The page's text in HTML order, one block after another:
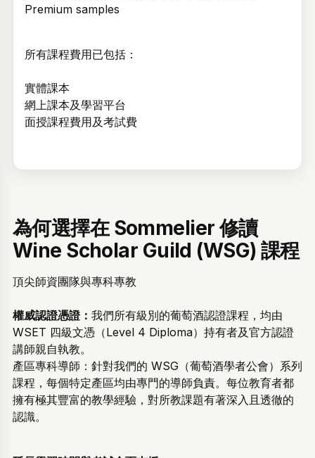
Premium samples
所有課程費用已包括：
實體課本
網上課本及學習平台
面授課程費用及考試費
為何選擇在 Sommelier 修讀
Wine Scholar Guild (WSG) 課程
頂尖師資團隊與專科專教
權威認證憑證： 我們所有級別的葡萄酒認證課程，均由
WSET 四級文憑（Level 4 Diploma）持有者及官方認證
講師親自執教。
產區專科導師：針對我們的 WSG（葡萄酒學者公會）系列
課程，每個特定產區均由專門的導師負責。每位教育者都
擁有極其豐富的教學經驗，對所教課題有著深入且透徹的
認識。